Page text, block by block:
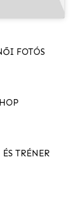
FOTÓS
TRÉNER